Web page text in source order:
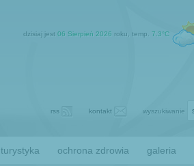
dzisiaj jest 06 Sierpień 2026 roku, temp. 7.3°C
rss kontakt wyszukiwanie
turystyka ochrona zdrowia galeria